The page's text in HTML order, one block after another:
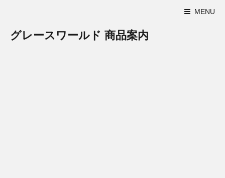
MENU
グレースワールド 商品案内